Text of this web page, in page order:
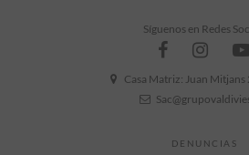
Síguenos en Redes
Casa Matriz: Juan Mitjans
DENUNCIAS